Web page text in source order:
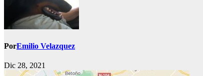
PorEmilio Velazquez
Dic 28, 2021